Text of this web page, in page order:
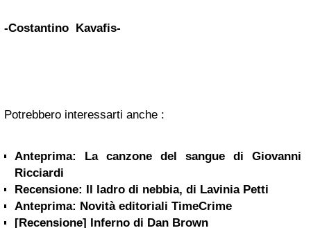
-Costantino Kavafis-
Potrebbero interessarti anche :
Anteprima: La canzone del sangue di Giovanni
Ricciardi
Recensione: Il ladro di nebbia, di Lavinia Petti
Anteprima: Novità editoriali TimeCrime
[Recensione] Inferno di Dan Brown